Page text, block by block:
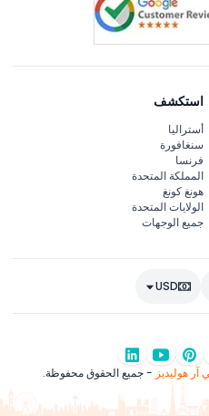
استكشف
أستراليا
سنغافورة
فرنسا
المملكة المتحدة
هونغ كونغ
الولايات المتحدة
جميع الوجهات
USD
هوليديز - جميع الحقوق محفوظة.